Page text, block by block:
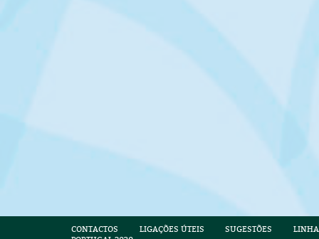
CONTACTOS LIGAÇÕES ÚTEIS SUGESTÕES